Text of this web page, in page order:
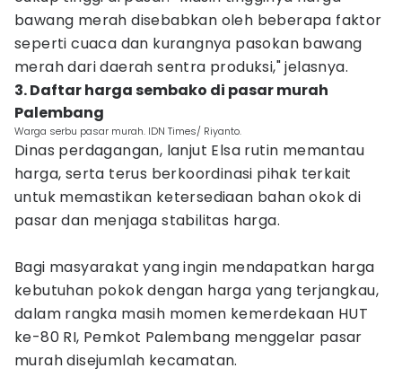
bawang merah disebabkan oleh beberapa faktor
seperti cuaca dan kurangnya pasokan bawang
merah dari daerah sentra produksi," jelasnya.
3. Daftar harga sembako di pasar murah
Palembang
Warga serbu pasar murah. IDN Times/ Riyanto.
Dinas perdagangan, lanjut Elsa rutin memantau
harga, serta terus berkoordinasi pihak terkait
untuk memastikan ketersediaan bahan okok di
pasar dan menjaga stabilitas harga.
Bagi masyarakat yang ingin mendapatkan harga
kebutuhan pokok dengan harga yang terjangkau,
dalam rangka masih momen kemerdekaan HUT
ke-80 RI, Pemkot Palembang menggelar pasar
murah disejumlah kecamatan.